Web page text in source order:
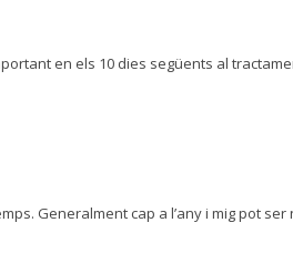
en els 10 dies següents al
Generalment cap a l’any i mig pot